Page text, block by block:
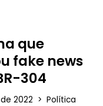
que
fake news
304
2022 Política